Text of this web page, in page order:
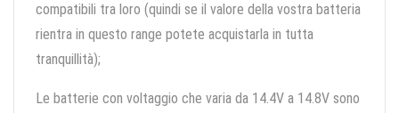
compatibili tra loro (quindi se il valore della vostra batteria
rientra in questo range potete acquistarla in tutta
tranquillità);
Le batterie con voltaggio che varia da 14.4V a 14.8V sono